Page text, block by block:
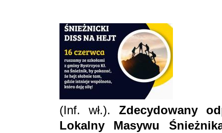
(Inf. wł.).Zdecydowany
Lokalny Masywu